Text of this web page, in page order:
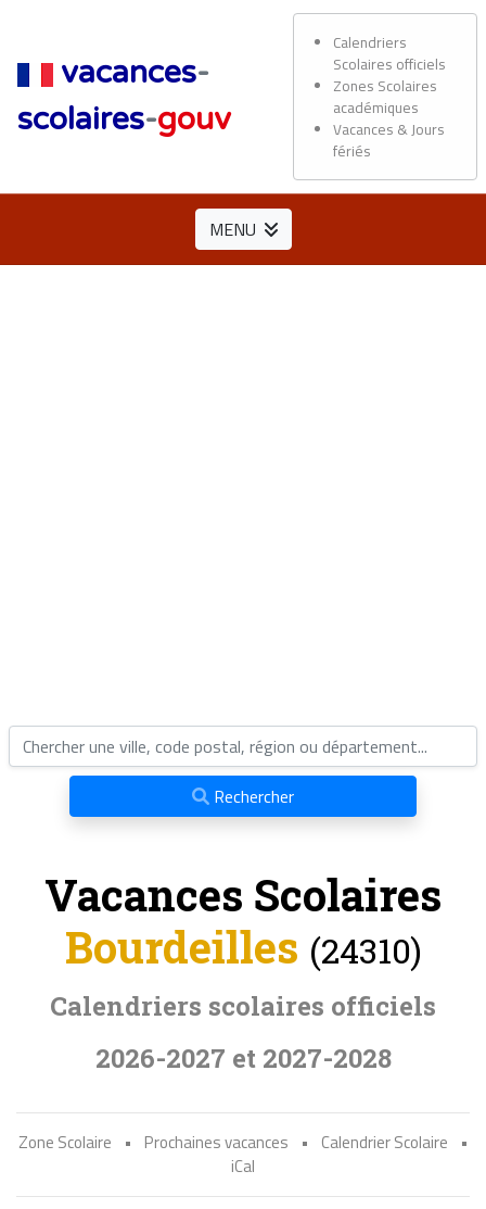
vacances-
scolaires-gouv
Calendriers
Scolaires officiels
Zones Scolaires
académiques
Vacances & Jours
fériés
MENU
Rechercher
Vacances Scolaires
Bourdeilles (24310)
Calendriers scolaires officiels
2026-2027 et 2027-2028
Zone Scolaire • Prochaines vacances • Calendrier Scolaire
•
iCal